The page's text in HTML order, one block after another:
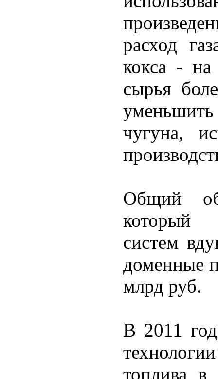
расход
кокса -
сырья
чугуна,
Общий
который
систем
доменные
млрд руб.
В 2011
топлива в